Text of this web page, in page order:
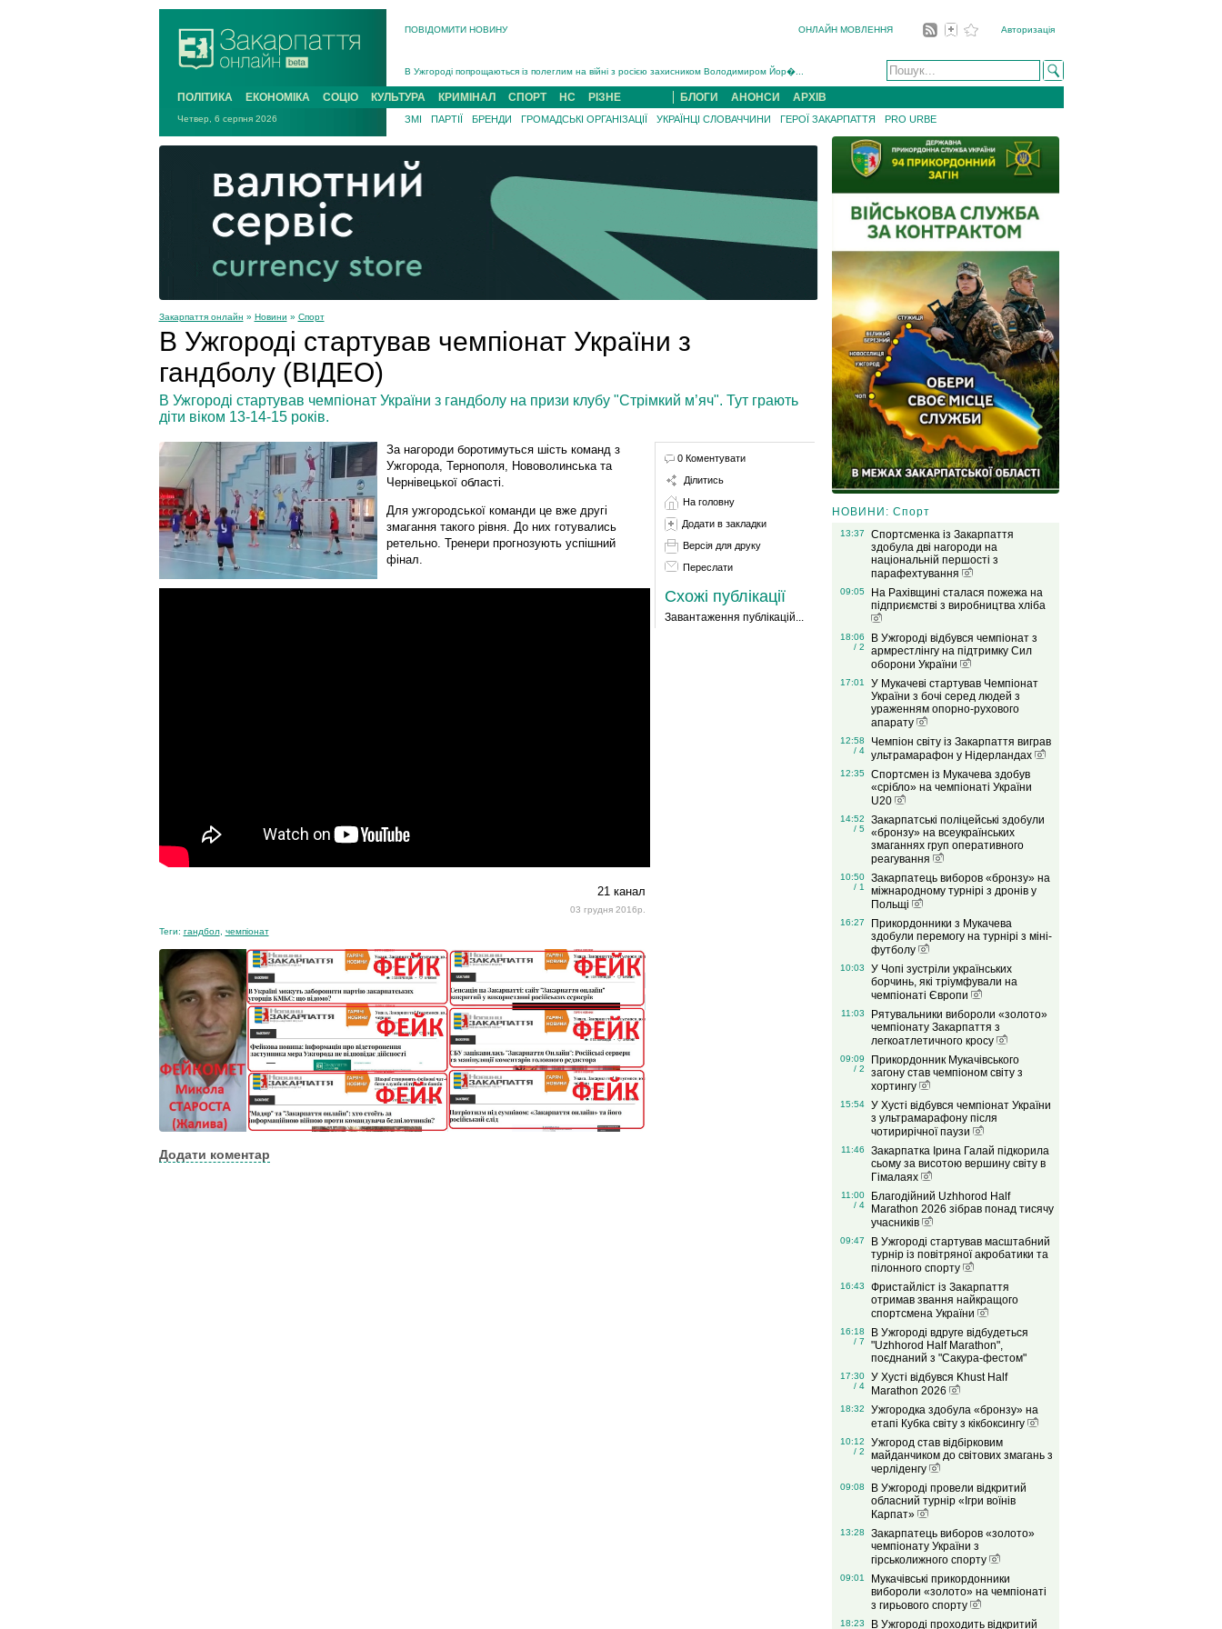
ПОВІДОМИТИ НОВИНУ ОНЛАЙН МОВЛЕННЯ Авторизація
В Ужгороді попрощаються із полеглим на війні з росією захисником Володимиром Йор�...
В Ужгороді 5 серпня попрощаються із захисником Богданом Югасом, який два роки �...
Підтвердили загибель захисника із Нанкова на Хустщині Юліана Гербея (ФОТО)[/gree...
На війні з рф поліг військовий з Виноградова Ігнат Роздяловський (ФОТО)...
На Хустщині внаслідок ДТП за участі трьох авто постраждали 13 людей (ФОТО)...
Інструктора районного ТЦК на Закарпатті судитимуть за обвинувачен...
ПОЛІТИКА ЕКОНОМІКА СОЦІО КУЛЬТУРА КРИМІНАЛ СПОРТ НС РІЗНЕ БЛОГИ АНОНСИ АРХІВ
Четвер, 6 серпня 2026 ЗМІ ПАРТІЇ БРЕНДИ ГРОМАДСЬКІ ОРГАНІЗАЦІЇ УКРАЇНЦІ СЛОВАЧЧИНИ ГЕРОЇ ЗАКАРПАТТЯ PRO URBE
Закарпаття онлайн » Новини » Спорт
В Ужгороді стартував чемпіонат України з
гандболу (ВІДЕО)
В Ужгороді стартував чемпіонат України з гандболу на призи клубу "Стрімкий м’яч". Тут грають
діти віком 13-14-15 років.
За нагороди боротимуться шість команд з
Ужгорода, Тернополя, Нововолинська та
Чернівецької області.
Для ужгородської команди це вже другі
змагання такого рівня. До них готувались
ретельно. Тренери прогнозують успішний
фінал.
21 канал
03 грудня 2016р.
Теги: гандбол, чемпіонат
Додати коментар
0 Коментувати
Ділитись
На головну
Додати в закладки
Версія для друку
Переслати
Схожі публікації
Завантаження публікацій...
НОВИНИ: Спорт
13:37
Спортсменка із Закарпаття
здобула дві нагороди на
національній першості з
парафехтування
09:05
На Рахівщині сталася пожежа на
підприємстві з виробництва хліба
18:06
/ 2
В Ужгороді відбувся чемпіонат з
армрестлінгу на підтримку Сил
оборони України
17:01
У Мукачеві стартував Чемпіонат
України з бочі серед людей з
ураженням опорно-рухового
апарату
12:58
/ 4
Чемпіон світу із Закарпаття виграв
ультрамарафон у Нідерландах
12:35
Спортсмен із Мукачева здобув
«срібло» на чемпіонаті України
U20
14:52
/ 5
Закарпатські поліцейські здобули
«бронзу» на всеукраїнських
змаганнях груп оперативного
реагування
10:50
/ 1
Закарпатець виборов «бронзу» на
міжнародному турнірі з дронів у
Польщі
16:27
Прикордонники з Мукачева
здобули перемогу на турнірі з міні-
футболу
10:03
У Чопі зустріли українських
борчинь, які тріумфували на
чемпіонаті Європи
11:03
Рятувальники вибороли «золото»
чемпіонату Закарпаття з
легкоатлетичного кросу
09:09
/ 2
Прикордонник Мукачівського
загону став чемпіоном світу з
хортингу
15:54
У Хусті відбувся чемпіонат України
з ультрамарафону після
чотирирічної паузи
11:46
Закарпатка Ірина Галай підкорила
сьому за висотою вершину світу в
Гімалаях
11:00
/ 4
Благодійний Uzhhorod Half
Marathon 2026 зібрав понад тисячу
учасників
09:47
В Ужгороді стартував масштабний
турнір із повітряної акробатики та
пілонного спорту
16:43
Фристайліст із Закарпаття
отримав звання найкращого
спортсмена України
16:18
/ 7
В Ужгороді вдруге відбудеться
"Uzhhorod Half Marathon",
поєднаний з "Сакура-фестом"
17:30
/ 4
У Хусті відбувся Khust Half
Marathon 2026
18:32
Ужгородка здобула «бронзу» на
етапі Кубка світу з кікбоксингу
10:12
/ 2
Ужгород став відбірковим
майданчиком до світових змагань з
черліденгу
09:08
В Ужгороді провели відкритий
обласний турнір «Ігри воїнів
Карпат»
13:28
Закарпатець виборов «золото»
чемпіонату України з
гірськолижного спорту
09:01
Мукачівські прикордонники
вибороли «золото» на чемпіонаті
з гирьового спорту
18:23
В Ужгороді проходить відкритий